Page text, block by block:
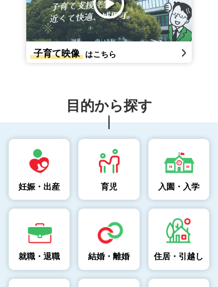
子育て映像 はこちら
目的から探す
妊娠・出産 育児 入園・入学
就職・退職 結婚・離婚 住居・引越し